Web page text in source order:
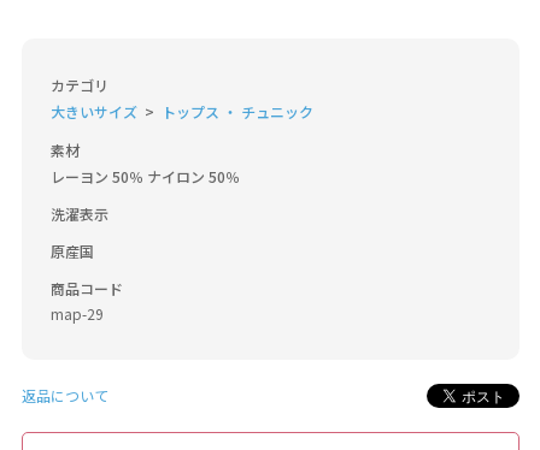
カテゴリ
大きいサイズ
トップス ・ チュニック
素材
レーヨン 50％ ナイロン 50％
洗濯表示
原産国
商品コード
map-29
返品について